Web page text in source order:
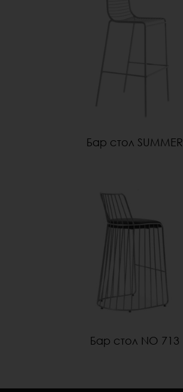
Бар стол SUMMER
Бар стол NO 713